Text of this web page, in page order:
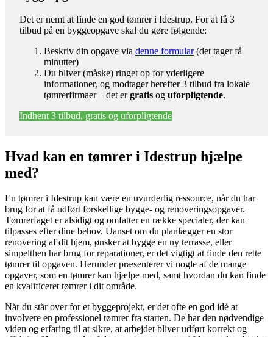
Det er nemt at finde en god tømrer i Idestrup. For at få 3
tilbud på en byggeopgave skal du gøre følgende:
Beskriv din opgave via denne formular(det tager få
minutter)
Du bliver (måske) ringet op for yderligere
informationer, og modtager herefter 3 tilbud fra lokale
tømrerfirmaer – det ergratis og uforpligtende.
Indhent 3 tilbud, gratis og uforpligtende
Hvad kan en tømrer i Idestrup hjælpe
med?
En tømrer i Idestrup kan være en uvurderlig ressource, når du har
brug for at få udført forskellige bygge- og renoveringsopgaver.
Tømrerfaget er alsidigt og omfatter en række specialer, der kan
tilpasses efter dine behov. Uanset om du planlægger en stor
renovering af dit hjem, ønsker at bygge en ny terrasse, eller
simpelthen har brug for reparationer, er det vigtigt at finde den rette
tømrer til opgaven. Herunder præsenterer vi nogle af de mange
opgaver, som en tømrer kan hjælpe med, samt hvordan du kan finde
en kvalificeret tømrer i dit område.
Når du står over for et byggeprojekt, er det ofte en god idé at
involvere en professionel tømrer fra starten. De har den nødvendige
viden og erfaring til at sikre, at arbejdet bliver udført korrekt og